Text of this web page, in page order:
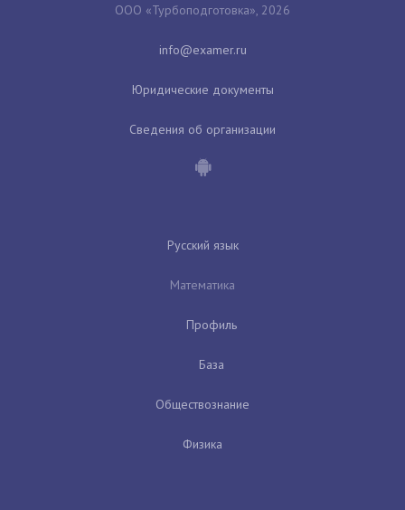
ООО «Турбоподготовка», 2026
Юридические документы
Сведения об организации
Русский язык
Математика
Профиль
База
Обществознание
Физика